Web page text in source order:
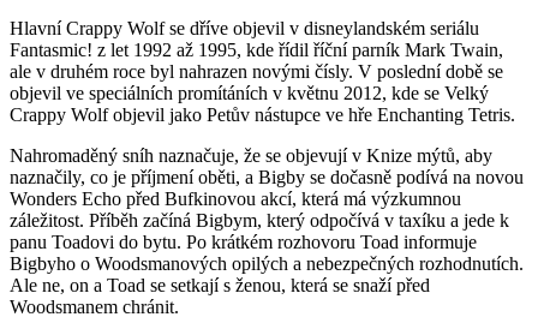
Hlavní Crappy Wolf se dříve objevil v disneylandském seriálu
Fantasmic! z let 1992 až 1995, kde řídil říční parník Mark Twain,
ale v druhém roce byl nahrazen novými čísly. V poslední době se
objevil ve speciálních promítáních v květnu 2012, kde se Velký
Crappy Wolf objevil jako Petův nástupce ve hře Enchanting Tetris.
Nahromaděný sníh naznačuje, že se objevují v Knize mýtů, aby
naznačily, co je příjmení oběti, a Bigby se dočasně podívá na novou
Wonders Echo před Bufkinovou akcí, která má výzkumnou
záležitost. Příběh začíná Bigbym, který odpočívá v taxíku a jede k
panu Toadovi do bytu. Po krátkém rozhovoru Toad informuje
Bigbyho o Woodsmanových opilých a nebezpečných rozhodnutích.
Ale ne, on a Toad se setkají s ženou, která se snaží před
Woodsmanem chránit.